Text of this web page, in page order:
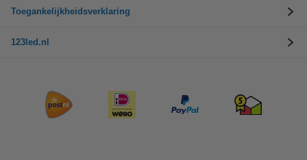
Toegankelijkheidsverklaring
123led.nl